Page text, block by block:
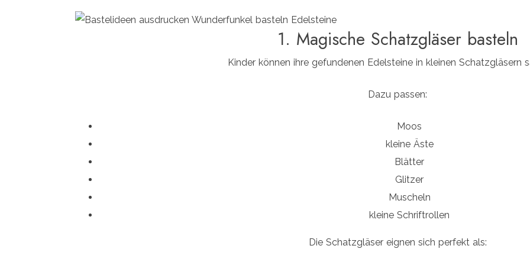
1. Magische Schatzgläser basteln
Kinder können ihre gefundenen Edelsteine in kleinen Schatzgläsern
Dazu passen:
Moos
kleine Äste
Blätter
Glitzer
Muscheln
kleine Schriftrollen
Die Schatzgläser eignen sich perfekt als: